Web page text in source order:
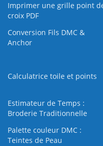
Imprimer une grille point
croix PDF
Conversion Fils DMC &
Anchor
Calculatrice toile et points
Estimateur de Temps :
Broderie Traditionnelle
Palette couleur DMC :
Teintes de Peau